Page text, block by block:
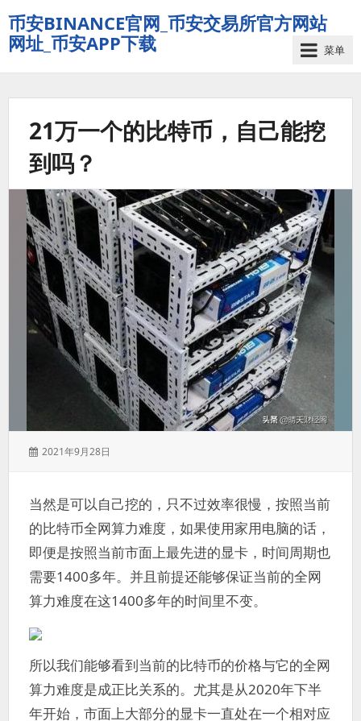
币安BINANCE官网_币安交易所官方网站
网址_币安APP下载
菜单
21万一个的比特币，自己能挖
到吗？
发
2021年9月28日
当然是可以自己挖的，只不过效率很慢，按照当前
的比特币全网算力难度，如果使用家用电脑的话，
即便是按照当前市面上最先进的显卡，时间周期也
需要1400多年。并且前提还能够保证当前的全网
算力难度在这1400多年的时间里不变。
所以我们能够看到当前的比特币的价格与它的全网
算力难度是成正比关系的。尤其是从2020年下半
年开始，市面上大部分的显卡一直处在一个相对应